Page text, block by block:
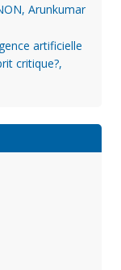
Arunkumar
artificielle
critique?,